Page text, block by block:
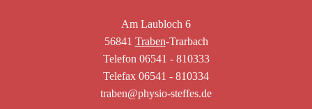
Am Laubloch 6
56841 Traben-Trarbach
Telefon 06541 - 810333
Telefax 06541 - 810334
traben@physio-steffes.de